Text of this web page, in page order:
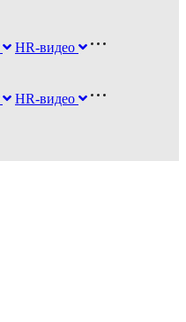
HR-видео
HR-видео